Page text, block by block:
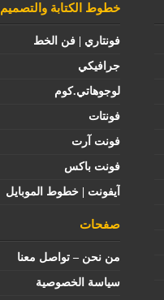
خطوط الكتابة والتصميم
فونتاري | فن الخط
جرافيكي
لوجوهاتي.كوم
فونتات
فونت آرت
فونت باكس
آيفونت | خطوط الموبايل
صفحات
من نحن – تواصل معنا
سياسة الخصوصية